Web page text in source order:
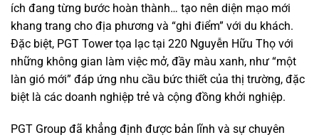
ích đang từng bước hoàn thành… tạo nên diện mạo mới
khang trang cho địa phương và “ghi điểm” với du khách.
Đặc biệt, PGT Tower tọa lạc tại 220 Nguyễn Hữu Thọ với
những không gian làm việc mở, đầy màu xanh, như “một
làn gió mới” đáp ứng nhu cầu bức thiết của thị trường, đặc
biệt là các doanh nghiệp trẻ và cộng đồng khởi nghiệp.
PGT Group đã khẳng định được bản lĩnh và sự chuyên